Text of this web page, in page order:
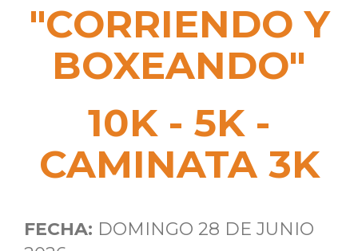
"CORRIENDO Y
BOXEANDO"
10K - 5K -
CAMINATA 3K
FECHA: DOMINGO 28 DE JUNIO